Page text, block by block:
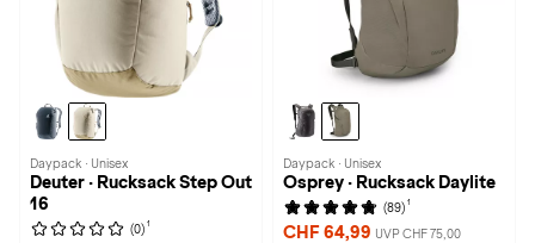
Daypack · Unisex
Deuter · Rucksack Step Out
16
(0) 1
Daypack · Unisex
Osprey · Rucksack Daylite
(89) 1
CHF 64,99 UVP CHF 75,00